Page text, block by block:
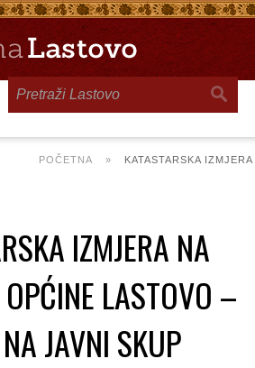
POČETNA » KATASTARSKA
IZMJERA NA
LASTOVO –
JAVNI SKUP